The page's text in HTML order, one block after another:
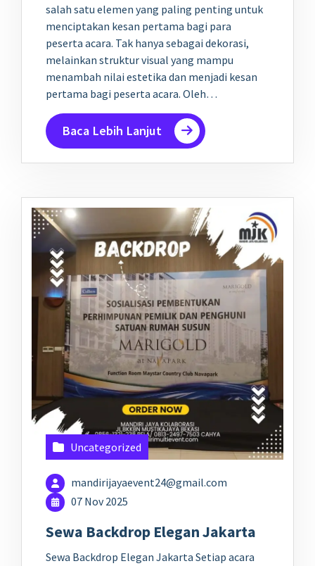
salah satu elemen yang paling penting untuk
menciptakan kesan pertama bagi para
peserta acara. Tak hanya sebagai dekorasi,
melainkan struktur visual yang mampu
menambah nilai estetika dan menjadi kesan
pertama bagi peserta acara. Oleh…
Baca Lebih Lanjut
Uncategorized
mandirijayaevent24@gmail.com
07 Nov 2025
Sewa Backdrop Elegan Jakarta
Sewa Backdrop Elegan Jakarta Setiap acara